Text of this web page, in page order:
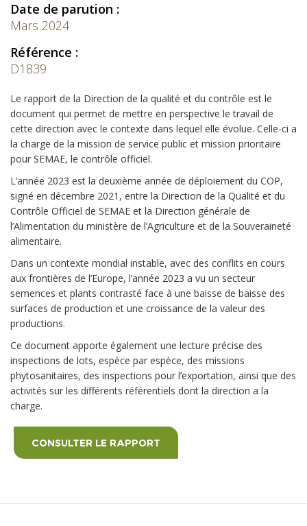
Date de parution :
Mars 2024
Référence :
D1839
Le rapport de la Direction de la qualité et du contrôle est le
document qui permet de mettre en perspective le travail de
cette direction avec le contexte dans lequel elle évolue. Celle-ci a
la charge de la mission de service public et mission prioritaire
pour SEMAE, le contrôle officiel.
L’année 2023 est la deuxième année de déploiement du COP,
signé en décembre 2021, entre la Direction de la Qualité et du
Contrôle Officiel de SEMAE et la Direction générale de
l’Alimentation du ministère de l’Agriculture et de la Souveraineté
alimentaire.
Dans un contexte mondial instable, avec des conflits en cours
aux frontières de l’Europe, l’année 2023 a vu un secteur
semences et plants contrasté face à une baisse de baisse des
surfaces de production et une croissance de la valeur des
productions.
Ce document apporte également une lecture précise des
inspections de lots, espèce par espèce, des missions
phytosanitaires, des inspections pour l’exportation, ainsi que des
activités sur les différents référentiels dont la direction a la
charge.
CONSULTER LE RAPPORT